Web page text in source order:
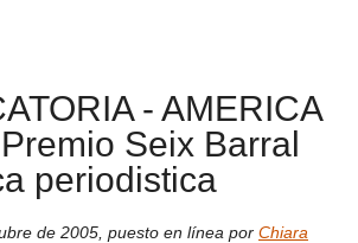
- AMERICA
Seix Barral
periodistica
de 2005 puesto en línea por Chiara